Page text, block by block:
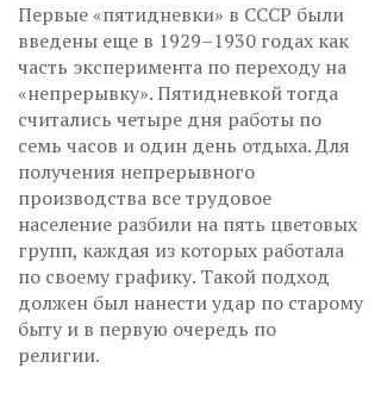
Первые «пятидневки» в СССР были
введены еще в 1929–1930 годах как
часть эксперимента по переходу на
«непрерывку». Пятидневкой тогда
считались четыре дня работы по
семь часов и один день отдыха. Для
получения непрерывного
производства все трудовое
население разбили на пять цветовых
групп, каждая из которых работала
по своему графику. Такой подход
должен был нанести удар по старому
быту и в первую очередь по
религии.